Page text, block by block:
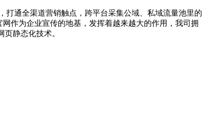
打通全渠道营销触点，跨平台采集公域、私域流量池里的
作为企业宣传的地基，发挥着越来越大的作用，我司拥
静态化技术。